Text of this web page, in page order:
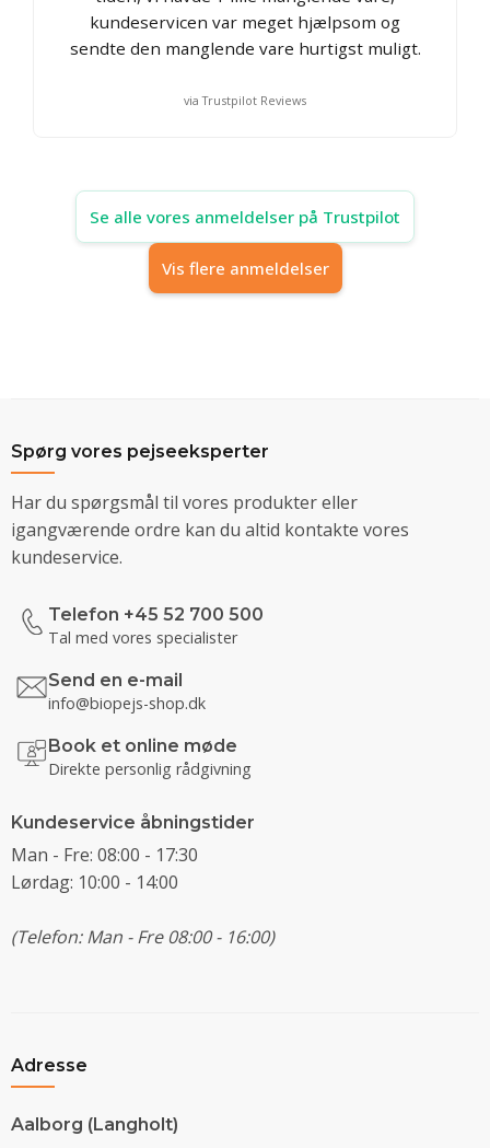
kundeservicen var meget hjælpsom og
sendte den manglende vare hurtigst muligt.
via Trustpilot Reviews
Se alle vores anmeldelser på Trustpilot
Vis flere anmeldelser
Spørg vores pejseeksperter
Har du spørgsmål til vores produkter eller
igangværende ordre kan du altid kontakte vores
kundeservice.
Telefon +45 52 700 500
Tal med vores specialister
Send en e-mail
info@biopejs-shop.dk
Book et online møde
Direkte personlig rådgivning
Kundeservice åbningstider
Man - Fre: 08:00 - 17:30
Lørdag: 10:00 - 14:00
(Telefon: Man - Fre 08:00 - 16:00)
Adresse
Aalborg (Langholt)